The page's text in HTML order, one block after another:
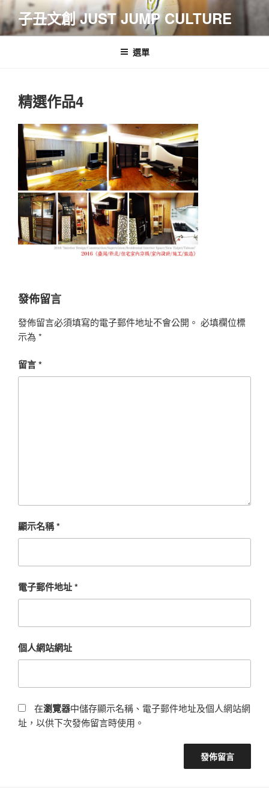
跳
至
主
子丑文創 JUST JUMP CULTURE
選單
精選作品4
發佈留言
發佈留言必須填寫的電子郵件地址不會公開。 必填欄位標
示為 *
留言*
顯示名稱*
電子郵件地址*
個人網站網址
在瀏覽器中儲存顯示名稱、電子郵件地址及個人網站網
址，以供下次發佈留言時使用。